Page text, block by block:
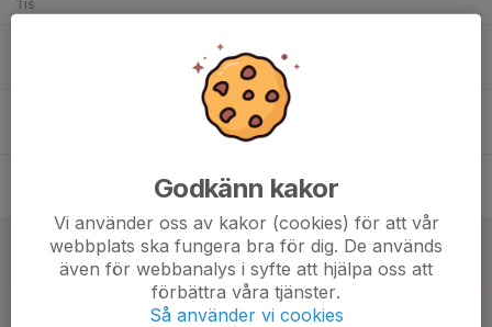
Tis
Godkänn kakor
Vi använder oss av kakor (cookies) för att vår
webbplats ska fungera bra för dig. De används
även för webbanalys i syfte att hjälpa oss att
förbättra våra tjänster.
Så använder vi cookies